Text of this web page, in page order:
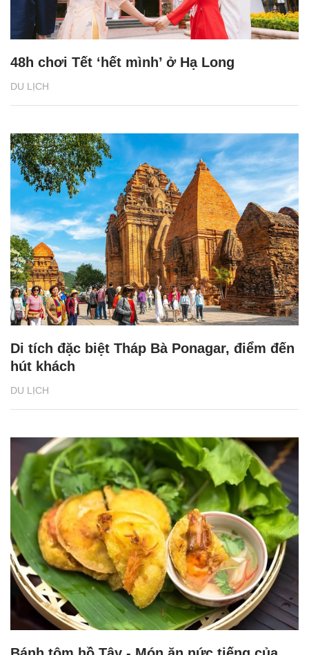
DU LỊCH
48h chơi Tết ‘hết mình’ ở Hạ Long
DU LỊCH
Di tích đặc biệt Tháp Bà Ponagar, điểm đến
hút khách